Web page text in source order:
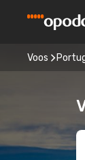
Voos